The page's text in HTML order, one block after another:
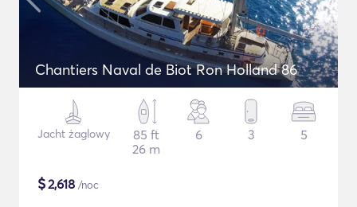
Chantiers Naval de Biot Ron Holland 86
Jacht żaglowy
85 ft
26 m
6 3 5
$2,618 /noc